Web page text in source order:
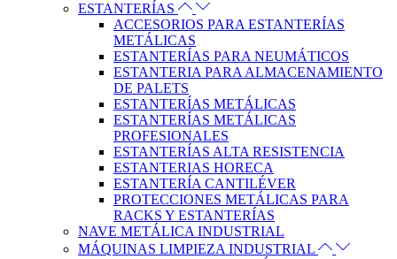
ESTANTERÍAS
ACCESORIOS PARA ESTANTERÍAS
METÁLICAS
ESTANTERÍAS PARA NEUMÁTICOS
ESTANTERIA PARA ALMACENAMIENTO
DE PALETS
ESTANTERÍAS METÁLICAS
ESTANTERÍAS METÁLICAS
PROFESIONALES
ESTANTERÍAS ALTA RESISTENCIA
ESTANTERIAS HORECA
ESTANTERÍA CANTILÉVER
PROTECCIONES METÁLICAS PARA
RACKS Y ESTANTERÍAS
NAVE METÁLICA INDUSTRIAL
MÁQUINAS LIMPIEZA INDUSTRIAL